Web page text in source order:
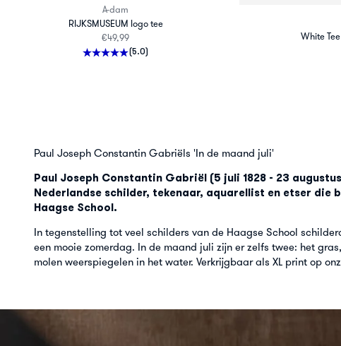
A-dam
RIJKSMUSEUM logo tee
Aanbiedingsprijs
€49,99
(5.0)
White
Paul Joseph Constantin Gabriëls 'In de maand juli'
Paul Joseph Constantin Gabriël (5 juli 1828 - 23
Nederlandse schilder, tekenaar, aquarellist en etser die
Haagse School.
In tegenstelling tot veel schilders van de Haagse School
een mooie zomerdag. In de maand juli zijn er zelfs twee: het
molen weerspiegelen in het water. Verkrijgbaar als XL print op